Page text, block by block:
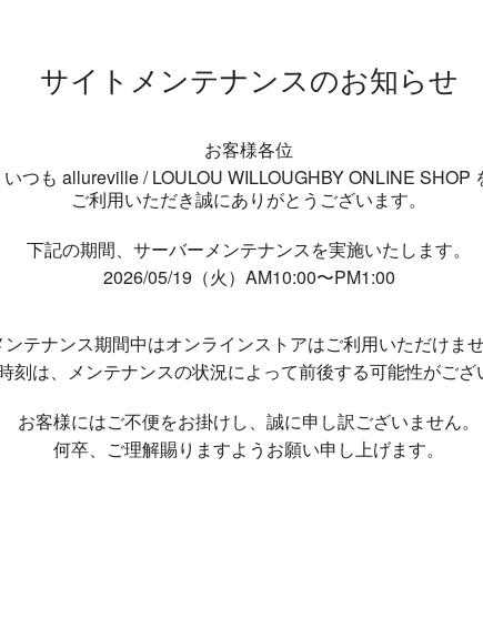
サイトメンテナンスのお知らせ
お客様各位
いつも allureville / LOULOU WILLOUGHBY ONLINE SHOP
ご利用いただき誠にありがとうございます。
下記の期間、サーバーメンテナンスを実施いたします。
2026/05/19（火）AM10:00〜PM1:00
ンテナンス期間中はオンラインストアはご利用いただけませ
刻は、メンテナンスの状況によって前後する可能性がござ
お客様にはご不便をお掛けし、 誠に申し訳ございません。
何卒、ご理解賜りますようお願い申し上げます。